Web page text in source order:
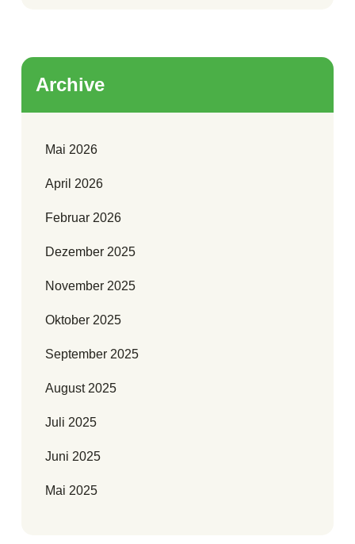
Archive
Mai 2026
April 2026
Februar 2026
Dezember 2025
November 2025
Oktober 2025
September 2025
August 2025
Juli 2025
Juni 2025
Mai 2025